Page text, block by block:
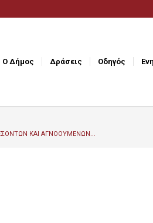
Ο Δήμος Δράσεις Οδηγός
ΚΑΙ ΑΓΝΟΟΥΜΕΝΩΝ...